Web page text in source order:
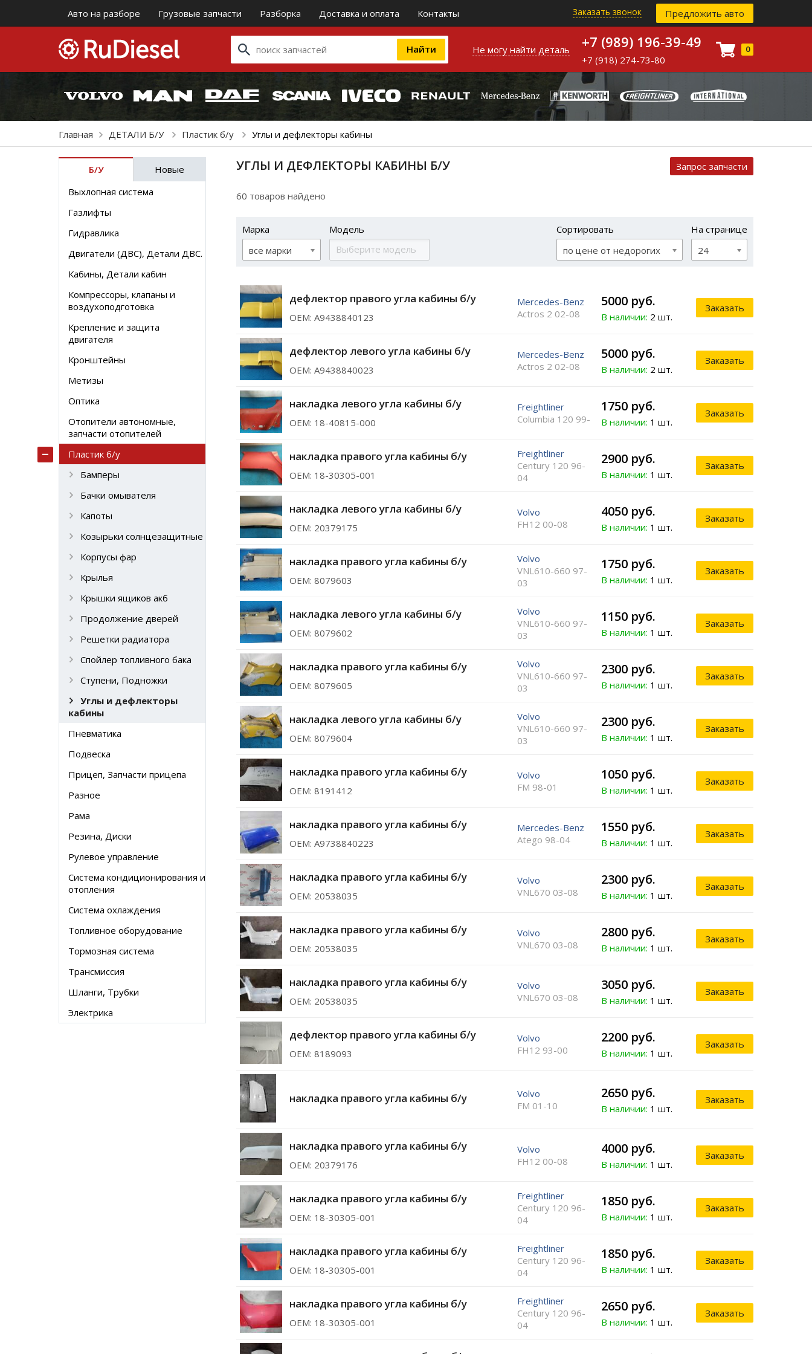
Авто на разборе Грузовые запчасти Разборка Доставка и оплата Контакты Заказать звонок Предложить авто
Не могу найти деталь +7 (989) 196-39-49
+7 (918) 274-73-80
0
Главная ДЕТАЛИ Б/У Пластик б/у Углы и дефлекторы кабины
Б/У
Новые
Выхлопная система
Газлифты
Гидравлика
Двигатели (ДВС), Детали ДВС.
Кабины, Детали кабин
Компрессоры, клапаны и
воздухоподготовка
Крепление и защита
двигателя
Кронштейны
Метизы
Оптика
Отопители автономные,
запчасти отопителей
Пластик б/у
Бамперы
Бачки омывателя
Капоты
Козырьки солнцезащитные
Корпусы фар
Крылья
Крышки ящиков акб
Продолжение дверей
Решетки радиатора
Спойлер топливного бака
Ступени, Подножки
Углы и дефлекторы
кабины
Пневматика
Подвеска
Прицеп, Запчасти прицепа
Разное
Рама
Резина, Диски
Рулевое управление
Система кондиционирования и
отопления
Система охлаждения
Топливное оборудование
Тормозная система
Трансмиссия
Шланги, Трубки
Электрика
УГЛЫ И ДЕФЛЕКТОРЫ КАБИНЫ Б/У Запрос запчасти
60 товаров найдено
Марка
все марки
Модель
Сортировать
по цене от недорогих
На странице
24
дефлектор правого угла кабины б/у
ОЕМ: A9438840123
Mercedes-Benz
Actros 2 02-08
5000 руб.
В наличии: 2 шт.
Заказать
дефлектор левого угла кабины б/у
ОЕМ: A9438840023
Mercedes-Benz
Actros 2 02-08
5000 руб.
В наличии: 2 шт.
Заказать
накладка левого угла кабины б/у
ОЕМ: 18-40815-000
Freightliner
Columbia 120 99-
1750 руб.
В наличии: 1 шт.
Заказать
накладка правого угла кабины б/у
ОЕМ: 18-30305-001
Freightliner
Century 120 96-
04
2900 руб.
В наличии: 1 шт.
Заказать
накладка левого угла кабины б/у
ОЕМ: 20379175
Volvo
FH12 00-08
4050 руб.
В наличии: 1 шт.
Заказать
накладка правого угла кабины б/у
ОЕМ: 8079603
Volvo
VNL610-660 97-
03
1750 руб.
В наличии: 1 шт.
Заказать
накладка левого угла кабины б/у
ОЕМ: 8079602
Volvo
VNL610-660 97-
03
1150 руб.
В наличии: 1 шт.
Заказать
накладка правого угла кабины б/у
ОЕМ: 8079605
Volvo
VNL610-660 97-
03
2300 руб.
В наличии: 1 шт.
Заказать
накладка левого угла кабины б/у
ОЕМ: 8079604
Volvo
VNL610-660 97-
03
2300 руб.
В наличии: 1 шт.
Заказать
накладка правого угла кабины б/у
ОЕМ: 8191412
Volvo
FM 98-01
1050 руб.
В наличии: 1 шт.
Заказать
накладка правого угла кабины б/у
ОЕМ: A9738840223
Mercedes-Benz
Atego 98-04
1550 руб.
В наличии: 1 шт.
Заказать
накладка правого угла кабины б/у
ОЕМ: 20538035
Volvo
VNL670 03-08
2300 руб.
В наличии: 1 шт.
Заказать
накладка правого угла кабины б/у
ОЕМ: 20538035
Volvo
VNL670 03-08
2800 руб.
В наличии: 1 шт.
Заказать
накладка правого угла кабины б/у
ОЕМ: 20538035
Volvo
VNL670 03-08
3050 руб.
В наличии: 1 шт.
Заказать
дефлектор правого угла кабины б/у
ОЕМ: 8189093
Volvo
FH12 93-00
2200 руб.
В наличии: 1 шт.
Заказать
накладка правого угла кабины б/у
Volvo
FM 01-10
2650 руб.
В наличии: 1 шт.
Заказать
накладка правого угла кабины б/у
ОЕМ: 20379176
Volvo
FH12 00-08
4000 руб.
В наличии: 1 шт.
Заказать
накладка правого угла кабины б/у
ОЕМ: 18-30305-001
Freightliner
Century 120 96-
04
1850 руб.
В наличии: 1 шт.
Заказать
накладка правого угла кабины б/у
ОЕМ: 18-30305-001
Freightliner
Century 120 96-
04
1850 руб.
В наличии: 1 шт.
Заказать
накладка правого угла кабины б/у
ОЕМ: 18-30305-001
Freightliner
Century 120 96-
04
2650 руб.
В наличии: 1 шт.
Заказать